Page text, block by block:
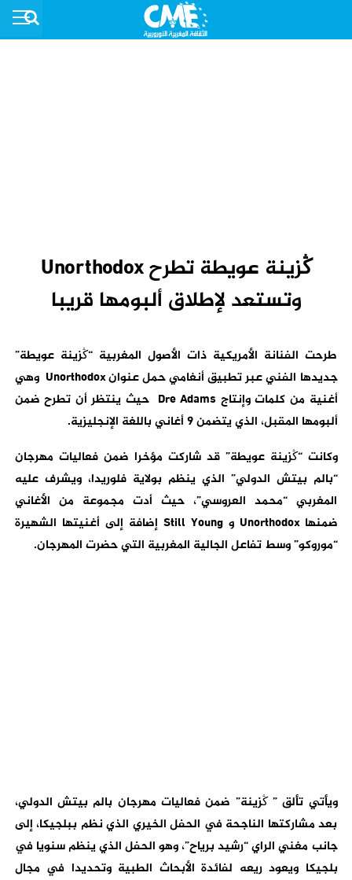
ڭزينة عويطة تطرح Unorthodox
وتستعد لإطلاق ألبومها قريبا
طرحت الفنانة الأمريكية ذات الأصول المغربية “ڭزينة عويطة”
جديدها الفني عبر تطبيق أنغامي حمل عنوانUnorthodoxوهي
أغنية من كلمات وإنتاج Dre Adamsحيث ينتظر أن تطرح ضمن
ألبومها المقبل، الذي يتضمن 9 أغاني باللغة الإنجليزية
.
وكانت “ڭزينة عويطة” قد شاركت مؤخرا ضمن فعاليات مهرجان
“بالم بيتش الدولي” الذي ينظم بولاية فلوريدا، ويشرف عليه
المغربي “محمد العروسي”، حيث أدت مجموعة من الأغاني
ضمنها Unorthodoxو Still Youngإضافة إلى أغنيتها الشهيرة
“موروكو” وسط تفاعل الجالية المغربية التي حضرت المهرجان.
ويأتي تألق ” ڭزينة” ضمن فعاليات مهرجان بالم بيتش الدولي،
بعد مشاركتها الناجحة في الحفل الخيري الذي نظم ببلجيكا، إلى
جانب مغني الراي “رشيد برياح”، وهو الحفل الذي ينظم سنويا في
بلجيكا ويعود ريعه لفائدة الأبحاث الطبية وتحديدا في مجال